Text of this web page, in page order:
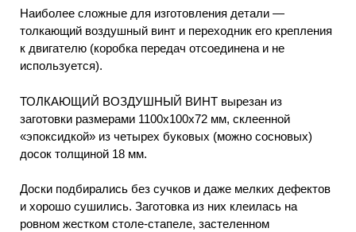
Наиболее сложные для изготовления детали —
толкающий воздушный винт и переходник его крепления
к двигателю (коробка передач отсоединена и не
используется).
ТОЛКАЮЩИЙ ВОЗДУШНЫЙ ВИНТ вырезан из
заготовки размерами 1100x100x72 мм, склеенной
«эпоксидкой» из четырех буковых (можно сосновых)
досок толщиной 18 мм.
Доски подбирались без сучков и даже мелких дефектов
и хорошо сушились. Заготовка из них клеилась на
ровном жестком столе-стапеле, застеленном